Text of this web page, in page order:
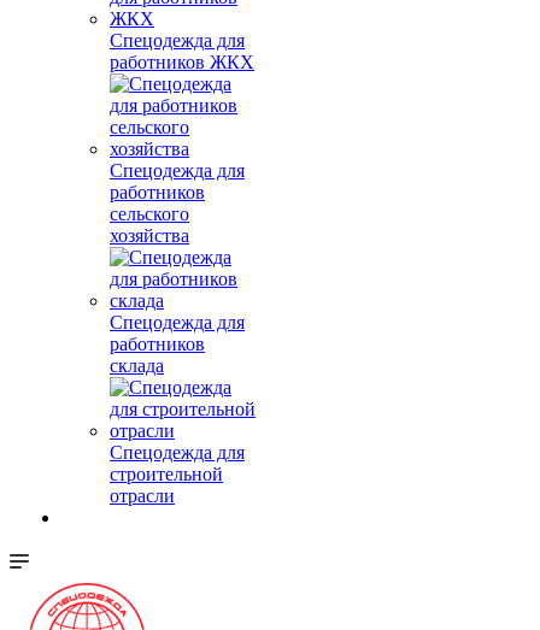
Спецодежда для
работников ЖКХ
Спецодежда для
работников
сельского
хозяйства
Спецодежда для
работников
склада
Спецодежда для
строительной
отрасли